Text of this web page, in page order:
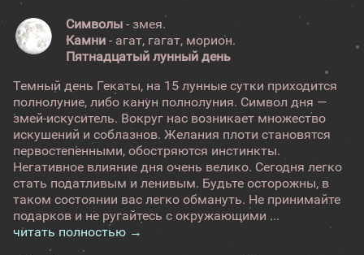
Символы - змея.
Камни - агат, гагат, морион.
Пятнадцатый лунный день
Темный день Гекаты, на 15 лунные сутки приходится
полнолуние, либо канун полнолуния. Символ дня —
змей-искуситель. Вокруг нас возникает множество
искушений и соблазнов. Желания плоти становятся
первостепенными, обостряются инстинкты.
Негативное влияние дня очень велико. Сегодня легко
стать податливым и ленивым. Будьте осторожны, в
таком состоянии вас легко обмануть. Не принимайте
подарков и не ругайтесь с окружающими ...
читать полностью →